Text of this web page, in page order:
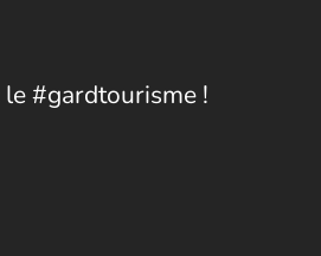
#gardtourisme !